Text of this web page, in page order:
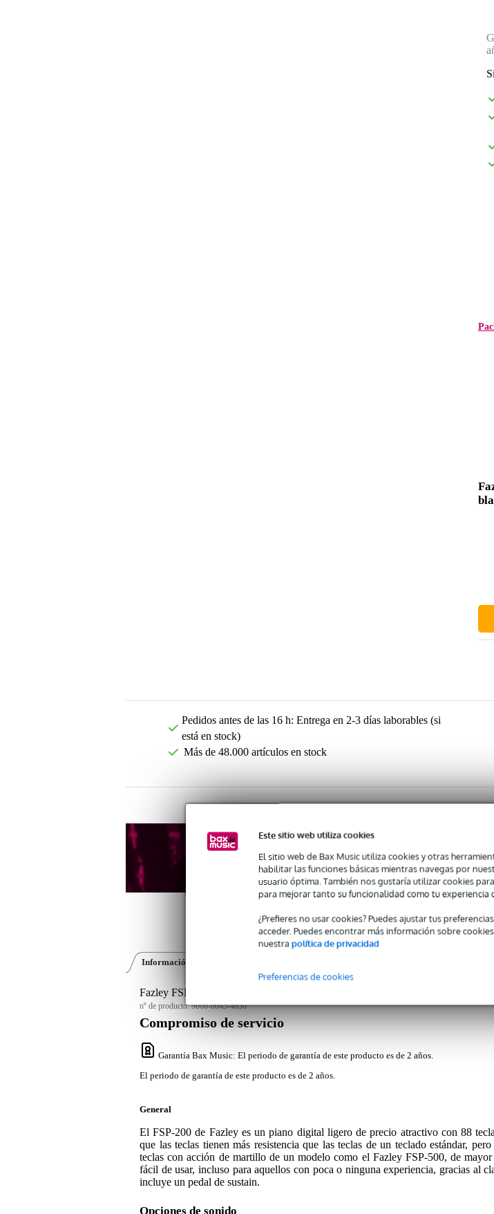
Este sitio web utiliza cookies
El sitio web de Bax Music utiliza cookies y otras
habilitar las funciones básicas mientras navegas por
usuario óptima. También nos gustaría utilizar cookies
para mejorar tanto su funcionalidad como tu experiencia
¿Prefieres no usar cookies? Puedes ajustar tus
acceder. Puedes encontrar más información sobre
nuestra política de privacidad
Preferencias de cookies
Pedidos antes de las 16 h: Entrega en 2-3 días laborables (si
está en stock)
Más de 48.000 artículos en stock
Información del producto
Fazley FSP-200-W piano digital blanco
nº de producto:9000-0045-4830
Compromiso de servicio
Garantía Bax Music: El periodo de garantía de este producto es de 2 años.
El periodo de garantía de este producto es de 2 años.
General
El FSP-200 de Fazley es un piano digital ligero de precio atractivo con 88
que las teclas tienen más resistencia que las teclas de un teclado estándar,
teclas con acción de martillo de un modelo como el Fazley FSP-500, de
fácil de usar, incluso para aquellos con poca o ninguna experiencia, gracias al
incluye un pedal de sustain.
Opciones de sonido